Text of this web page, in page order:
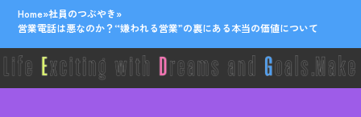
Home»社員のつぶやき»
営業電話は悪なのか？“嫌われる営業”の裏にある本当の価値について